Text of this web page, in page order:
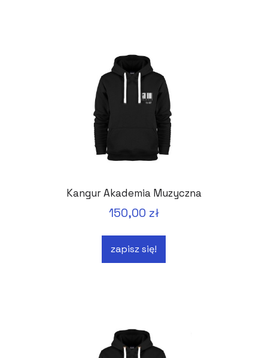
Kangur Akademia Muzyczna
150,00 zł
zapisz się!